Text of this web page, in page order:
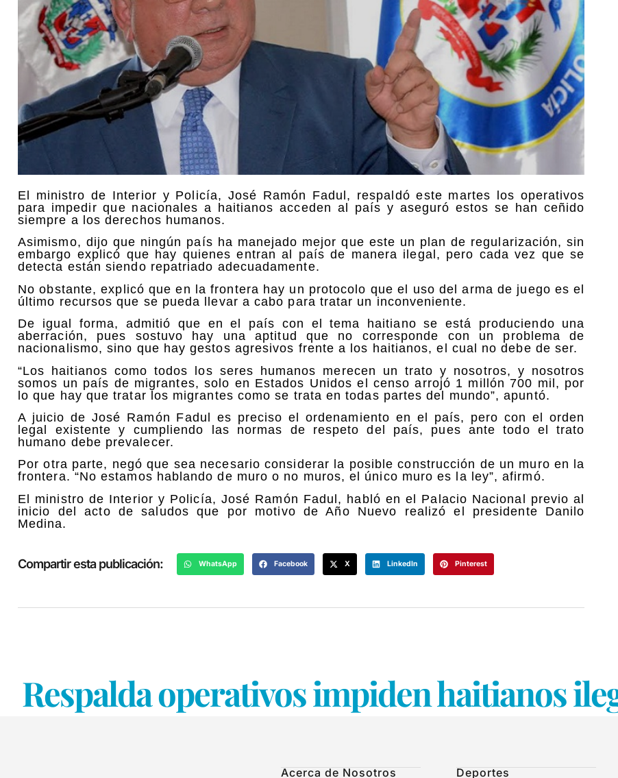
El ministro de Interior y Policía, José Ramón Fadul, respaldó este martes los operativos
para impedir que nacionales a haitianos acceden al país y aseguró estos se han ceñido
siempre a los derechos humanos.
Asimismo, dijo que ningún país ha manejado mejor que este un plan de regularización, sin
embargo explicó que hay quienes entran al país de manera ilegal, pero cada vez que se
detecta están siendo repatriado adecuadamente.
No obstante, explicó que en la frontera hay un protocolo que el uso del arma de juego es el
último recursos que se pueda llevar a cabo para tratar un inconveniente.
De igual forma, admitió que en el país con el tema haitiano se está produciendo una
aberración, pues sostuvo hay una aptitud que no corresponde con un problema de
nacionalismo, sino que hay gestos agresivos frente a los haitianos, el cual no debe de ser.
“Los haitianos como todos los seres humanos merecen un trato y nosotros, y nosotros
somos un país de migrantes, solo en Estados Unidos el censo arrojó 1 millón 700 mil, por
lo que hay que tratar los migrantes como se trata en todas partes del mundo”, apuntó.
A juicio de José Ramón Fadul es preciso el ordenamiento en el país, pero con el orden
legal existente y cumpliendo las normas de respeto del país, pues ante todo el trato
humano debe prevalecer.
Por otra parte, negó que sea necesario considerar la posible construcción de un muro en la
frontera. “No estamos hablando de muro o no muros, el único muro es la ley”, afirmó.
El ministro de Interior y Policía, José Ramón Fadul, habló en el Palacio Nacional previo al
inicio del acto de saludos que por motivo de Año Nuevo realizó el presidente Danilo
Medina.
Compartir esta publicación: WhatsApp Facebook X LinkedIn Pinterest
Respalda operativos impiden haitianos
Acerca de Nosotros Deportes